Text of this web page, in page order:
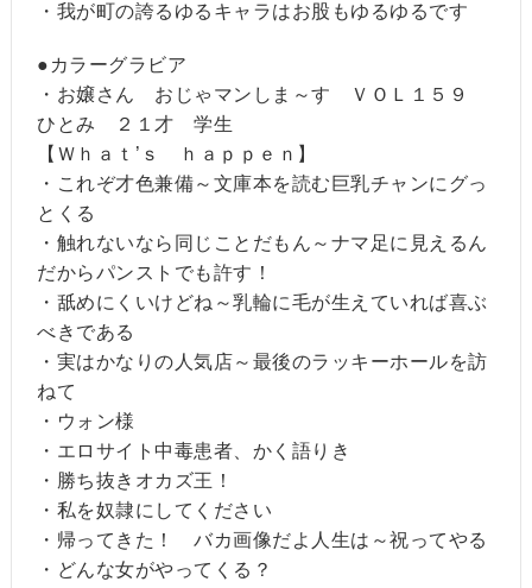
・我が町の誇るゆるキャラはお股もゆるゆるです
●カラーグラビア
・お嬢さん おじゃマンしま～す ＶＯＬ１５９
ひとみ ２１才 学生
【Ｗｈａｔ’ｓ ｈａｐｐｅｎ】
・これぞ才色兼備～文庫本を読む巨乳チャンにグっ
とくる
・触れないなら同じことだもん～ナマ足に見えるん
だからパンストでも許す！
・舐めにくいけどね～乳輪に毛が生えていれば喜ぶ
べきである
・実はかなりの人気店～最後のラッキーホールを訪
ねて
・ウォン様
・エロサイト中毒患者、かく語りき
・勝ち抜きオカズ王！
・私を奴隷にしてください
・帰ってきた！ バカ画像だよ人生は～祝ってやる
・どんな女がやってくる？